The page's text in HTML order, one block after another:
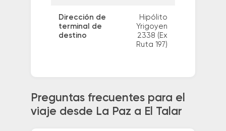
Dirección de
terminal de
destino
Hipólito
Yrigoyen
2338 (Ex
Ruta 197)
Preguntas frecuentes para el
viaje desde La Paz a El Talar